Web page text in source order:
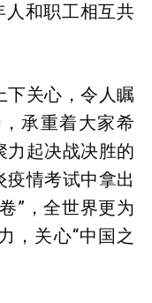
人和职工相互共
下关心，令人瞩
承重着大家希
力起决战决胜的
情考试中拿出
”，全世界更为
，关心“中国之